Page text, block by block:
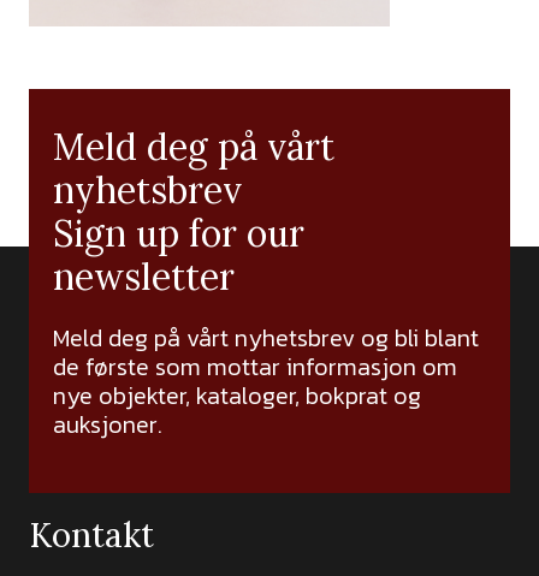
Meld deg på vårt
nyhetsbrev
Sign up for our
newsletter
Meld deg på vårt nyhetsbrev og bli blant
de første som mottar informasjon om
nye objekter, kataloger, bokprat og
auksjoner.
Kontakt